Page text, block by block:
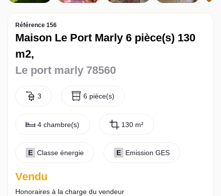
Contact
Référence 156
Maison Le Port Marly 6 pièce(s) 130
m2,
Le port marly 78560
3 6 pièce(s)
4 chambre(s) 130 m²
E Classe énergie E Emission GES
Vendu
Honoraires à la charge du vendeur